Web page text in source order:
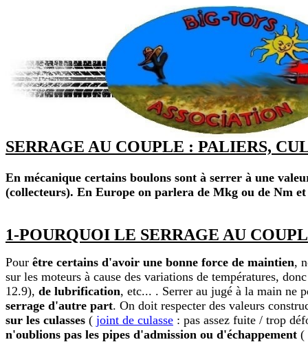
SERRAGE AU COUPLE : PALIERS,
En mécanique certains boulons sont à serrer à une
(collecteurs). En Europe on parlera de Mkg ou de Nm
1-POURQUOI LE SERRAGE AU
Pour être certains d'avoir une bonne force de maintien,
sur les moteurs à cause des variations de températures,
12.9), de lubrification, etc... . Serrer au jugé à la main ne
serrage d'autre part. On doit respecter des valeurs
sur les culasses ( joint de culasse : pas assez fuite / trop
n'oublions pas les pipes d'admission ou d'échappement (